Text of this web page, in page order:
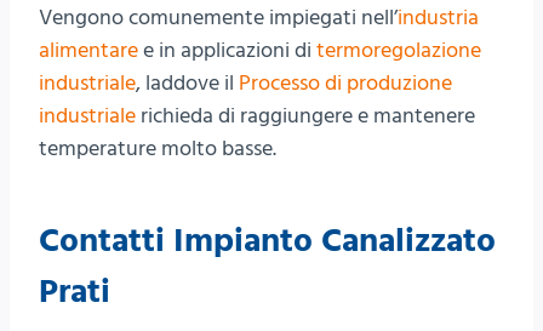
Vengono comunemente impiegati nell’industria
alimentaree in applicazioni di termoregolazione
industriale, laddove il Processo di produzione
industriale richieda di raggiungere e mantenere
temperature molto basse.
Contatti Impianto Canalizzato
Prati